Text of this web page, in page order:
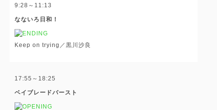
9:28～11:13
なないろ日和！
Keep on trying／黒川沙良
17:55～18:25
ベイブレードバースト